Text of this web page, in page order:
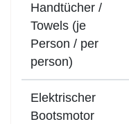
Handtücher /
Towels (je
Person / per
person)
Elektrischer
Bootsmotor